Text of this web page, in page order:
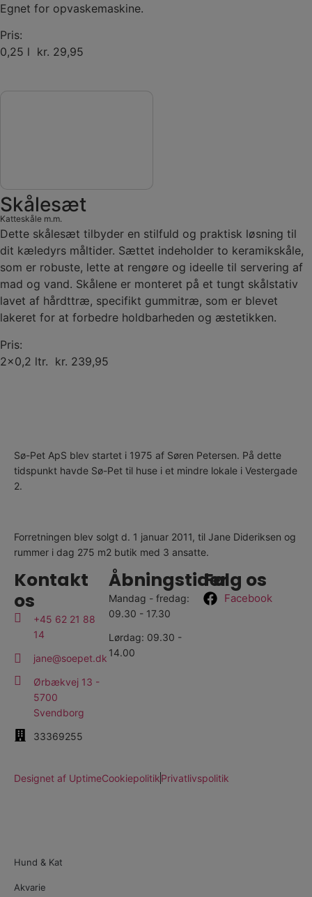
Egnet for opvaskemaskine.
Pris:
0,25 l kr. 29,95
Skålesæt
Katteskåle m.m.
Dette skålesæt tilbyder en stilfuld og praktisk løsning til
dit kæledyrs måltider. Sættet indeholder to keramikskåle,
som er robuste, lette at rengøre og ideelle til servering af
mad og vand. Skålene er monteret på et tungt skålstativ
lavet af hårdttræ, specifikt gummitræ, som er blevet
lakeret for at forbedre holdbarheden og æstetikken.
Pris:
2×0,2 ltr. kr. 239,95
Sø-Pet ApS blev startet i 1975 af Søren Petersen. På dette
tidspunkt havde Sø-Pet til huse i et mindre lokale i Vestergade
2.
Forretningen blev solgt d. 1 januar 2011, til Jane Dideriksen og
rummer i dag 275 m2 butik med 3 ansatte.
Kontakt
os
+45 62 21 88
14
jane@soepet.dk
Ørbækvej 13 -
5700
Svendborg
33369255
Åbningstider
Mandag - fredag:
09.30 - 17.30
Lørdag: 09.30 -
14.00
Følg os
Facebook
Designet af UptimeCookiepolitikPrivatlivspolitik
Hund & Kat
Akvarie